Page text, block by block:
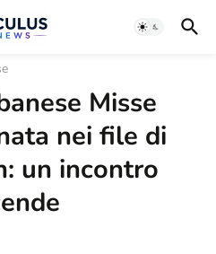
Misse
nei file di
un incontro